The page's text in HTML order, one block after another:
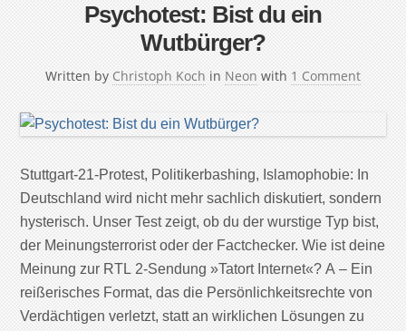
Psychotest: Bist du ein
Wutbürger?
Written by Christoph Koch in Neon with 1 Comment
Stuttgart-21-Protest, Politikerbashing, Islamophobie: In
Deutschland wird nicht mehr sachlich diskutiert, sondern
hysterisch. Unser Test zeigt, ob du der wurstige Typ bist,
der Meinungsterrorist oder der Factchecker. Wie ist deine
Meinung zur RTL 2-Sendung »Tatort Internet«? A – Ein
reißerisches Format, das die Persönlichkeitsrechte von
Verdächtigen verletzt, statt an wirklichen Lösungen zu